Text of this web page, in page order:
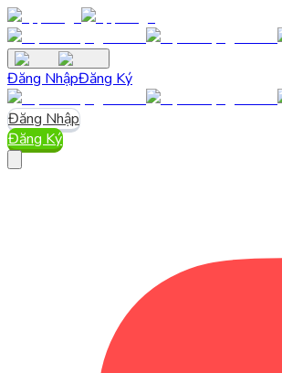
Đăng NhậpĐăng Ký
Đăng Nhập
Đăng Ký